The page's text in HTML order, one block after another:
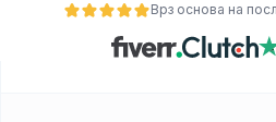
Врз основа на